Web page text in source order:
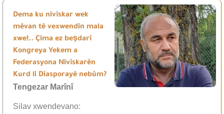
Dema ku nivîskar wek
mêvan tê vexwendin mala
xwe!.. Çima ez beşdarî
Kongreya Yekem a
Federasyona Nivîskarên
Kurd li Diasporayê nebûm?
Tengezar Marînî
Silav xwendevano: